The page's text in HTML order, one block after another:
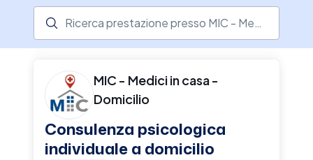
difficoltà a spostarsi o preferiscono evitare
lunghi tempi di attesa negli studi medici. Il team
è composto da medici qualificati che coprono
complete e personalizzate.
MIC - Medici in casa -
Domicilio
Consulenza psicologica
individuale a domicilio